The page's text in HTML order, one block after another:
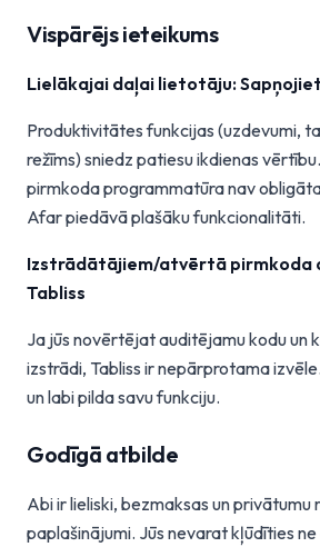
Vispārējs ieteikums
Lielākajai daļai lietotāju:
Produktivitātes funkcijas (uzdevumi,
režīms) sniedz patiesu ikdienas
pirmkoda programmatūra nav
Afar piedāvā plašāku funkcionalitāti.
Izstrādātājiem/atvērtā
Tabliss
Ja jūs novērtējat auditējamu kodu un
izstrādi, Tabliss ir nepārprotama
un labi pilda savu funkciju.
Godīgā atbilde
Abi ir lieliski, bezmaksas un privātumu
paplašinājumi. Jūs nevarat kļūdīties